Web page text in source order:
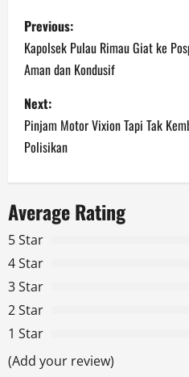
P
o
s
t
n
a
v
i
g
a
t
Previous:
Kapolsek Pulau Rimau Giat ke
Aman dan Kondusif
Next:
Pinjam Motor Vixion Tapi Tak
Polisikan
Average Rating
5 Star
4 Star
3 Star
2 Star
1 Star
(Add your review)